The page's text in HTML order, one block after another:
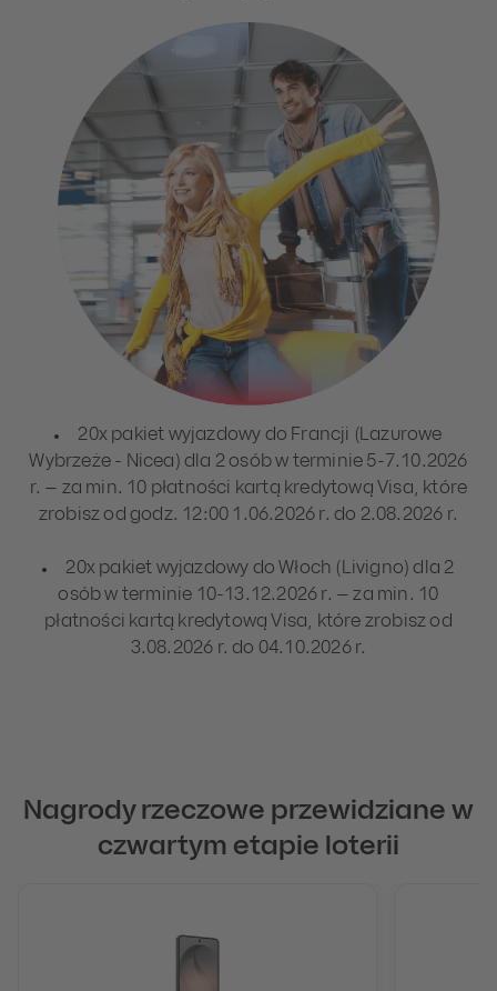
20x pakiet wyjazdowy do Francji (Lazurowe
Wybrzeże - Nicea) dla 2 osób w terminie 5-7.10.2026
r. – za min. 10 płatności kartą kredytową Visa, które
zrobisz od godz. 12:00 1.06.2026 r. do 2.08.2026 r.
20x pakiet wyjazdowy do Włoch (Livigno) dla 2
osób w terminie 10-13.12.2026 r. – za min. 10
płatności kartą kredytową Visa, które zrobisz od
3.08.2026 r. do 04.10.2026 r.
Nagrody rzeczowe przewidziane w
czwartym etapie loterii